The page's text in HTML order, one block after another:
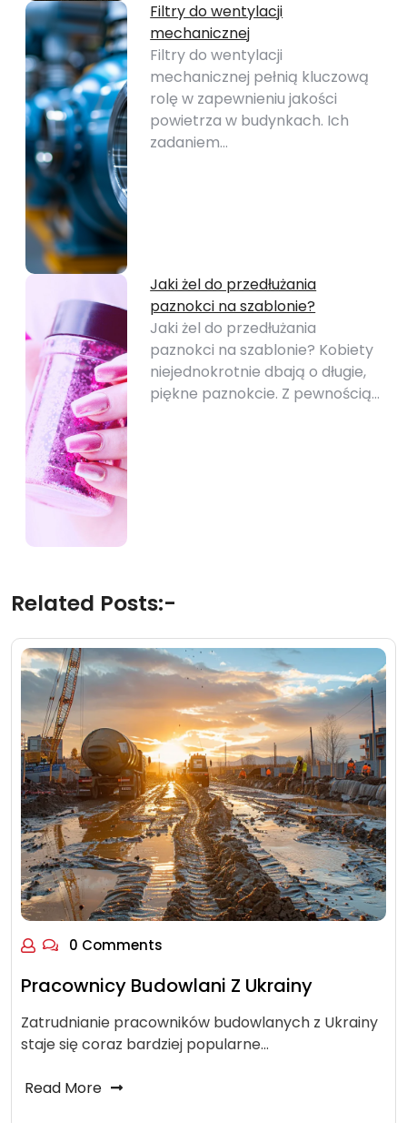
Filtry do wentylacji
mechanicznej
Filtry do wentylacji
mechanicznej pełnią kluczową
rolę w zapewnieniu jakości
powietrza w budynkach. Ich
zadaniem…
Jaki żel do przedłużania
paznokci na szablonie?
Jaki żel do przedłużania
paznokci na szablonie? Kobiety
niejednokrotnie dbają o długie,
piękne paznokcie. Z pewnością…
Related Posts:-
0 Comments
Pracownicy Budowlani Z Ukrainy
Zatrudnianie pracowników budowlanych z Ukrainy
staje się coraz bardziej popularne…
Read More